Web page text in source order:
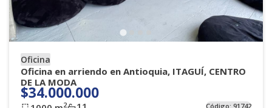
Oficina
Oficina en arriendo en Antioquia, ITAGUÍ, CENTRO
DE LA MODA
$34.000.000
2 Código:91742